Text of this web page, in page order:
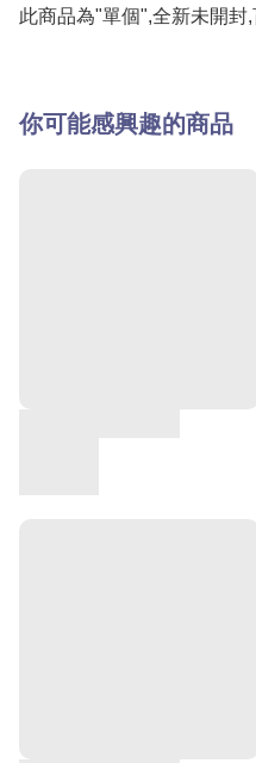
此商品為"單個",全新未開封,
你可能感興趣的商品